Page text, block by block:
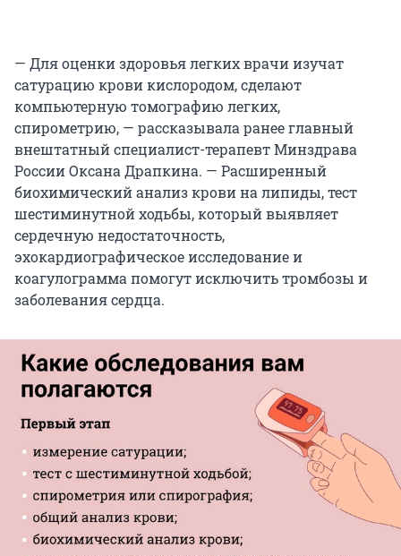
— Для оценки здоровья легких врачи изучат
сатурацию крови кислородом, сделают
компьютерную томографию легких,
спирометрию, — рассказывала ранее главный
внештатный специалист-терапевт Минздрава
России Оксана Драпкина. — Расширенный
биохимический анализ крови на липиды, тест
шестиминутной ходьбы, который выявляет
сердечную недостаточность,
эхокардиографическое исследование и
коагулограмма помогут исключить тромбозы и
заболевания сердца.